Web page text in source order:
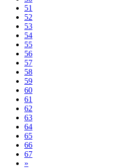
51
52
53
54
55
56
57
58
59
60
61
62
63
64
65
66
67
»